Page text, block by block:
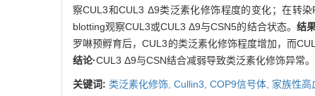
察CUL3和CUL3 Δ9类泛素化修饰程度的变化；在转
blotting观察CUL3或CUL3 Δ9与CSN5的结合状态。 结
罗啉预孵育后，CUL3的类泛素化修饰程度增加，而
结论·CUL3 Δ9与CSN结合减弱导致类泛素化修饰异常。
关键词: 类泛素化修饰, Cullin3, COP9信号体, 家族性高